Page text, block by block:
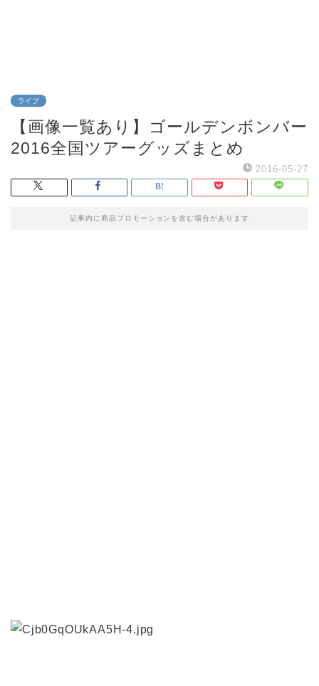
ライブ
【画像一覧あり】ゴールデンボンバー
2016全国ツアーグッズまとめ
2016-05-27
記事内に商品プロモーションを含む場合があります